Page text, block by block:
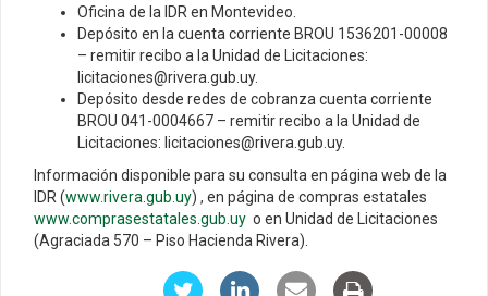
Oficina de la IDR en Montevideo.
Depósito en la cuenta corriente BROU 1536201-00008
– remitir recibo a la Unidad de Licitaciones:
licitaciones@rivera.gub.uy.
Depósito desde redes de cobranza cuenta corriente
BROU 041-0004667 – remitir recibo a la Unidad de
Licitaciones: licitaciones@rivera.gub.uy.
Información disponible para su consulta en página web de la
IDR (www.rivera.gub.uy) , en página de compras estatales
www.comprasestatales.gub.uy o en Unidad de Licitaciones
(Agraciada 570 – Piso Hacienda Rivera).